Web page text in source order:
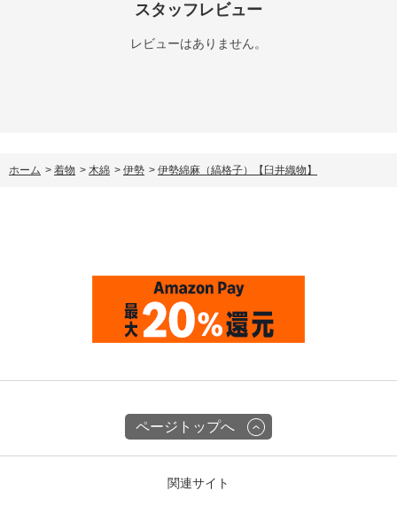
スタッフレビュー
レビューはありません。
ホーム > 着物 > 木綿 > 伊勢 > 伊勢綿麻（縞格子）【臼井織物】
ページトップへ
関連サイト